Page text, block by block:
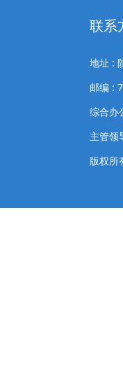
联系
地址 :
邮编 :
综合办
主管
版权